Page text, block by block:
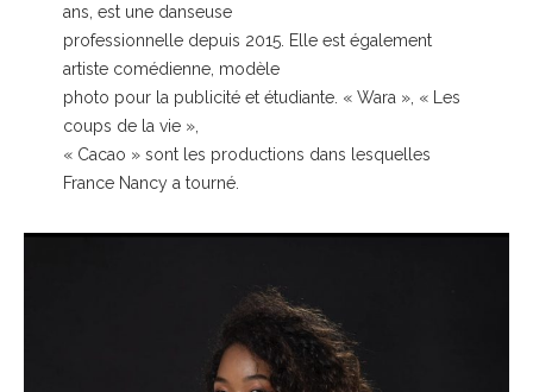
ans, est une danseuse
professionnelle depuis 2015. Elle est également
artiste comédienne, modèle
photo pour la publicité et étudiante. « Wara », « Les
coups de la vie »,
« Cacao » sont les productions dans lesquelles
France Nancy a tourné.